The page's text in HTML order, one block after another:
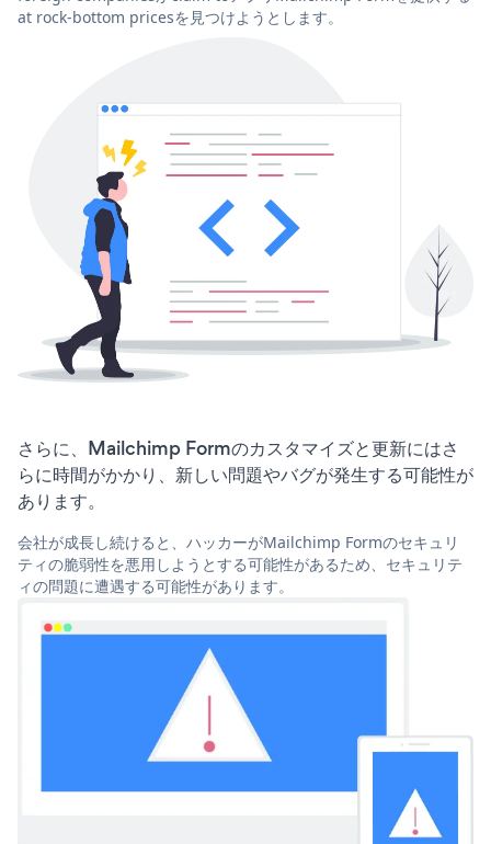
at rock-bottom pricesを見つけようとします。
さらに、Mailchimp Formのカスタマイズと更新にはさ
らに時間がかかり、新しい問題やバグが発生する可能性が
あります。
会社が成長し続けると、ハッカーがMailchimp Formのセキュリ
ティの脆弱性を悪用しようとする可能性があるため、セキュリテ
ィの問題に遭遇する可能性があります。